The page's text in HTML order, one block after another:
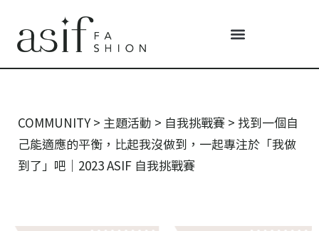
COMMUNITY > 主題活動 > 自我挑戰賽 > 找到一個自
己能適應的平衡，比起我沒做到，一起專注於「我做
到了」吧｜2023 ASIF 自我挑戰賽